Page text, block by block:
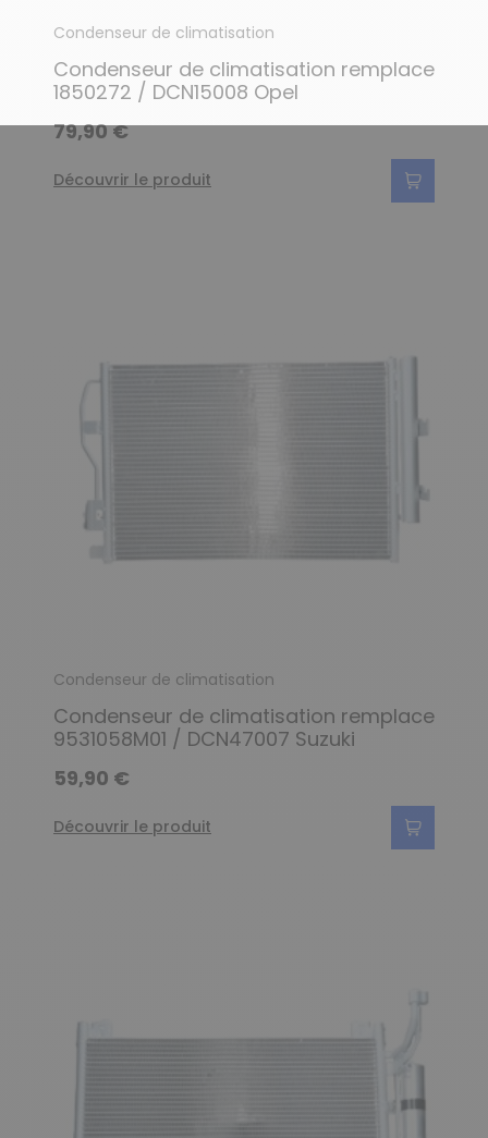
Condenseur de climatisation
Condenseur de climatisation remplace
1850272 / DCN15008 Opel
79,90 €
Découvrir le produit
Condenseur de climatisation
Condenseur de climatisation remplace
9531058M01 / DCN47007 Suzuki
59,90 €
Découvrir le produit